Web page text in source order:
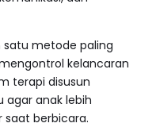
satu metode paling
kelancaran
terapi disusun
agar anak lebih
saat berbicara.